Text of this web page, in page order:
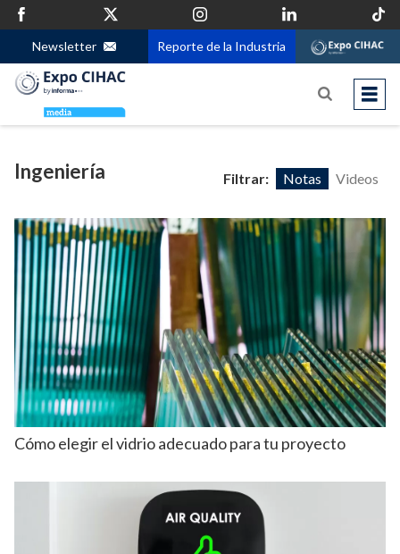
Newsletter Reporte de la Industria
Ingeniería Filtrar: Notas Videos
Cómo elegir el vidrio adecuado para tu proyecto